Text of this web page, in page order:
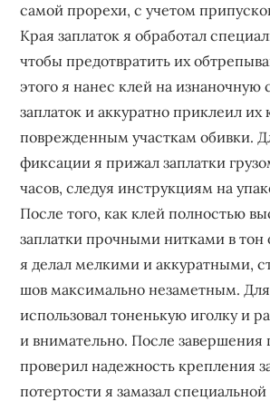
самой прорехи, с учетом
Края заплаток я обработал
чтобы предотвратить их
этого я нанес клей на изнаночную
заплаток и аккуратно приклеил их
поврежденным участкам обивки.
фиксации я прижал заплатки
часов, следуя инструкциям на
После того, как клей полностью
заплатки прочными нитками в тон
я делал мелкими и аккуратными,
шов максимально незаметным. Для
использовал тоненькую иголку и
и внимательно. После завершения
проверил надежность крепления
потертости я замазал